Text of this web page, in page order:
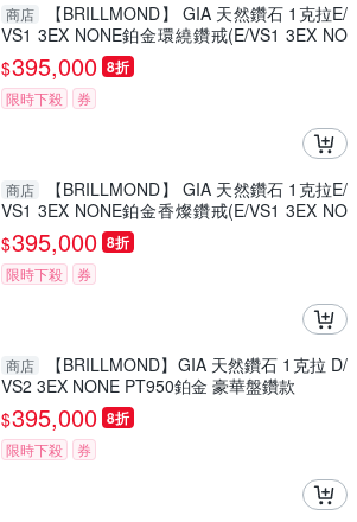
商店
【BRILLMOND】 GIA 天然鑽石 1克拉E/
VS1 3EX NONE鉑金環繞鑽戒(E/VS1 3EX NO
NE PT950鉑金台)
$395,000 8折
限時下殺 券
商店
【BRILLMOND】 GIA 天然鑽石 1克拉E/
VS1 3EX NONE鉑金香燦鑽戒(E/VS1 3EX NO
NE PT950鉑金台)
$395,000 8折
限時下殺 券
商店
【BRILLMOND】GIA 天然鑽石 1克拉 D/
VS2 3EX NONE PT950鉑金 豪華盤鑽款
$395,000 8折
限時下殺 券